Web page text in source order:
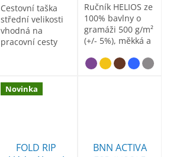
Cestovní taška
střední velikosti
vhodná na
pracovní cesty
Ručník HELIOS ze
100% bavlny o
gramáži 500 g/m²
(+/- 5%), měkká a
dotek
Novinka
FOLD RIP
BNN ACTIVA